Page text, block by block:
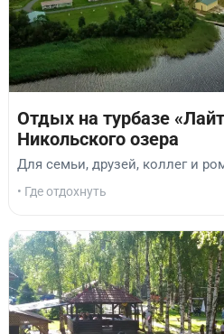
Отдых на турбазе
Никольского озера
Для семьи, друзей, коллег и
• Где отдохнуть